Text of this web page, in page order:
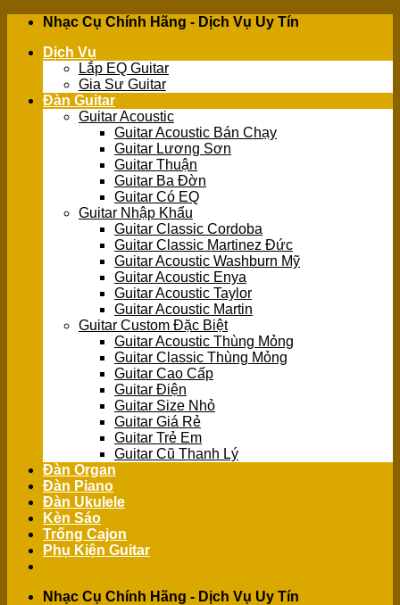
Skip
content
Nhạc Cụ Chính Hãng - Dịch Vụ Uy Tín
Dịch Vụ
Lắp EQ Guitar
Gia Sư Guitar
Đàn Guitar
Guitar Acoustic
Guitar Acoustic Bán Chạy
Guitar Lương Sơn
Guitar Thuận
Guitar Ba Đờn
Guitar Có EQ
Guitar Nhập Khẩu
Guitar Classic Cordoba
Guitar Classic Martinez Đức
Guitar Acoustic Washburn Mỹ
Guitar Acoustic Enya
Guitar Acoustic Taylor
Guitar Acoustic Martin
Guitar Custom Đặc Biệt
Guitar Acoustic Thùng Mỏng
Guitar Classic Thùng Mỏng
Guitar Cao Cấp
Guitar Điện
Guitar Size Nhỏ
Guitar Giá Rẻ
Guitar Trẻ Em
Guitar Cũ Thanh Lý
Đàn Organ
Đàn Piano
Đàn Ukulele
Kèn Sáo
Trống Cajon
Phụ Kiện Guitar
Nhạc Cụ Chính Hãng - Dịch Vụ Uy Tín